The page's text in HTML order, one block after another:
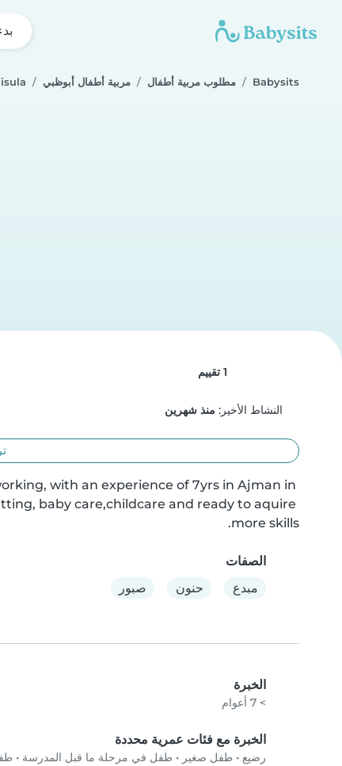
Babysits مطلوب مربية أطفال مربية أطفال أبوظبي
النشاط الأخير: منذ شهرين
with an experience of 7yrs in Ajman in
baby care,childcare and ready to aquire
more skills.
الصفات
مبدع
حنون صبور
الخبرة
> 7 أعوام
الخبرة مع فئات عمرية محددة
رضيع • طفل صغير • طفل في مرحلة ما قبل المدرسة •